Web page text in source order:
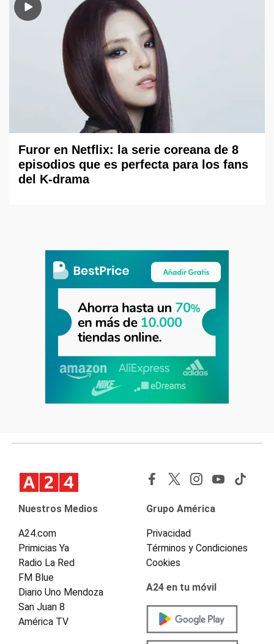
Furor en Netflix: la serie coreana de 8
episodios que es perfecta para los fans
del K-drama
Nuestros Medios
A24.com
Primicias Ya
Radio La Red
FM Blue
Diario Uno Mendoza
San Juan 8
América TV
Grupo América
Privacidad
Términos y Condiciones
Cookies
A24 en tu móvil